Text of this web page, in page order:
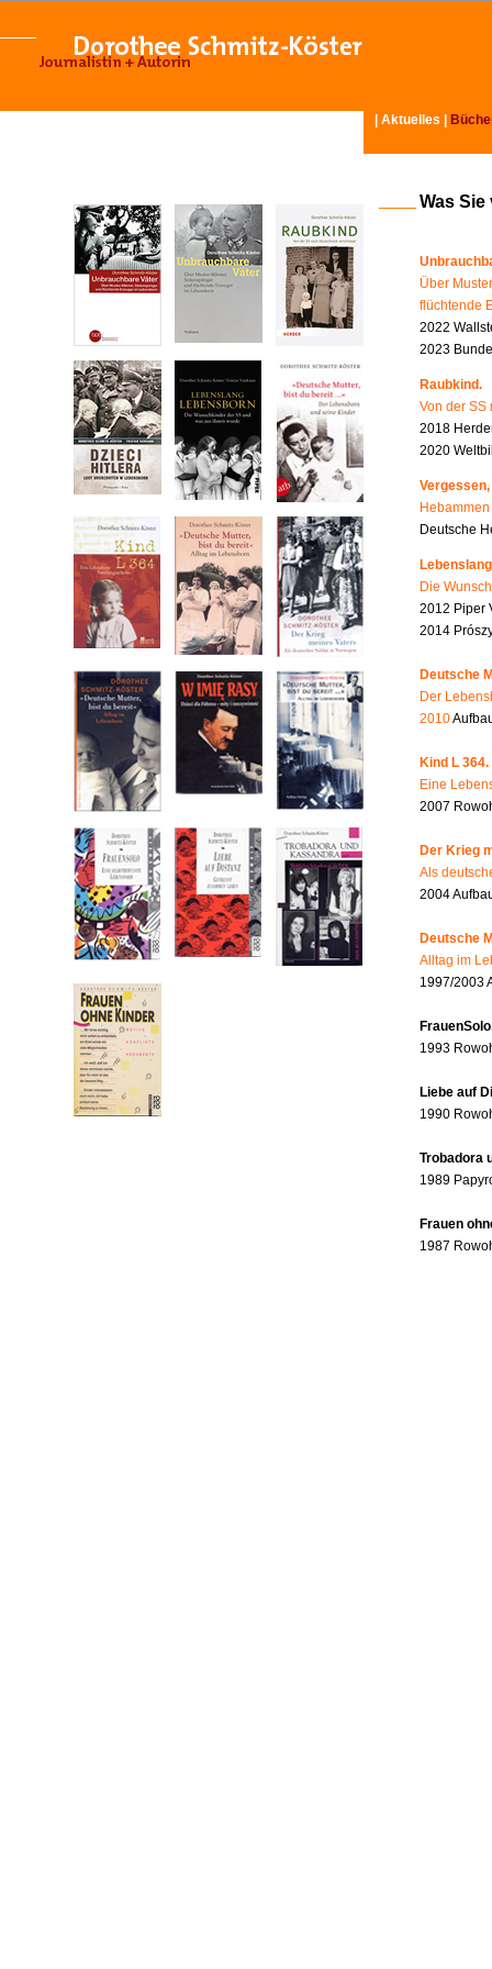
Aktuelles
Was
Über
flüchtende
2022
2023
Raubkind.
Von der SS
2018
2020
Deutsche
Die
2012 Piper
2014
Deutsche
Der
2010
Kind L 364.
Eine
2007
Der Krieg
Als
2004
Deutsche
Alltag im
1997/2003
1993
Liebe auf
1990
Trobadora
1989
Frauen
1987